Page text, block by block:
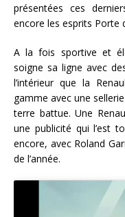
présentées ces
encore les esprits Porte
A la fois sportive et
soigne sa ligne avec
l’intérieur que la
gamme avec une
terre battue. Une
une publicité qui l’est
encore, avec Roland
de l’année.